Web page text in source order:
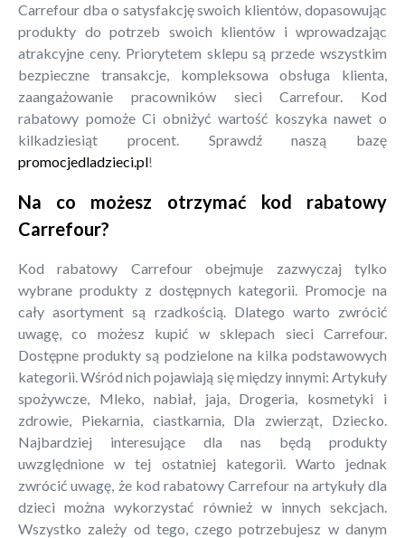
Carrefour dba o satysfakcję swoich klientów, dopasowując
produkty do potrzeb swoich klientów i wprowadzając
atrakcyjne ceny. Priorytetem sklepu są przede wszystkim
bezpieczne transakcje, kompleksowa obsługa klienta,
zaangażowanie pracowników sieci Carrefour. Kod
rabatowy pomoże Ci obniżyć wartość koszyka nawet o
kilkadziesiąt procent. Sprawdź naszą bazę
promocjedladzieci.pl!
Na co możesz otrzymać kod rabatowy
Carrefour?
Kod rabatowy Carrefour obejmuje zazwyczaj tylko
wybrane produkty z dostępnych kategorii. Promocje na
cały asortyment są rzadkością. Dlatego warto zwrócić
uwagę, co możesz kupić w sklepach sieci Carrefour.
Dostępne produkty są podzielone na kilka podstawowych
kategorii. Wśród nich pojawiają się między innymi: Artykuły
spożywcze, Mleko, nabiał, jaja, Drogeria, kosmetyki i
zdrowie, Piekarnia, ciastkarnia, Dla zwierząt, Dziecko.
Najbardziej interesujące dla nas będą produkty
uwzględnione w tej ostatniej kategorii. Warto jednak
zwrócić uwagę, że kod rabatowy Carrefour na artykuły dla
dzieci można wykorzystać również w innych sekcjach.
Wszystko zależy od tego, czego potrzebujesz w danym